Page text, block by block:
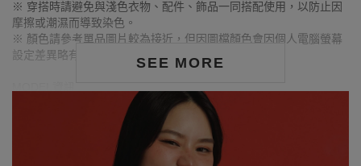
SEE MORE
※ 穿搭時請避免與淺色衣物、配件、飾品一同搭配使用，以防止因
摩擦或潮濕而導致染色。
※ 顏色請參考單品圖片較為接近，但因圖檔顏色會因個人電腦螢幕
設定差異略有不同，請以實際商品顏色為準。
身高175cm／胸圍Bust：102cm
腰圍Waist：84cm／臀圍hips：114cm
試穿報告：模特兒穿著XL號